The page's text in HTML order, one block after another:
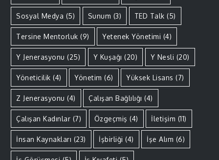
Sosyal Medya (5) Sunum (3) TED Talk (5)
Tersine Mentorluk (9) Yetenek Yönetimi (4)
Y Jenerasyonu (25) Y Kuşağı (20) Y Nesli (20)
Yöneticilik (4) Yönetim (6) Yüksek Lisans (7)
Z Jenerasyonu (4) Çalışan Bağlılığı (4)
Çalışan Kadınlar (7) Özgeçmiş (4) İletişim (11)
İnsan Kaynakları (23) İşbirliği (4) İşe Alım (6)